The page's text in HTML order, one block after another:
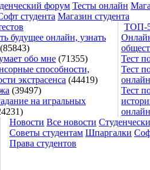
форум Тесты онлайн
студента Магазин студента
ТОП-5
будущее онлайн, узнать
(85843)
обо мне (71355)
способности,
экстрасенса (44419)
(39497)
на игральных
Тест
Тест
Тест
Новости Все новости
Советы студентам Шпаргалки
Права студентов